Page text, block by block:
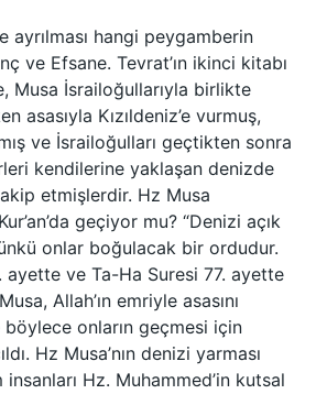
ayrılması hangi peygamberin
ve Efsane. Tevrat’ın ikinci kitabı
Musa İsrailoğullarıyla birlikte
asasıyla Kızıldeniz’e vurmuş,
ve İsrailoğulları geçtikten sonra
kendilerine yaklaşan denizde
etmişlerdir. Hz Musa
geçiyor mu? “Denizi açık
onlar boğulacak bir ordudur.
ayette ve Ta-Ha Suresi 77. ayette
Allah’ın emriyle asasını
onların geçmesi için
Hz Musa’nın denizi yarması
Hz. Muhammed’in kutsal